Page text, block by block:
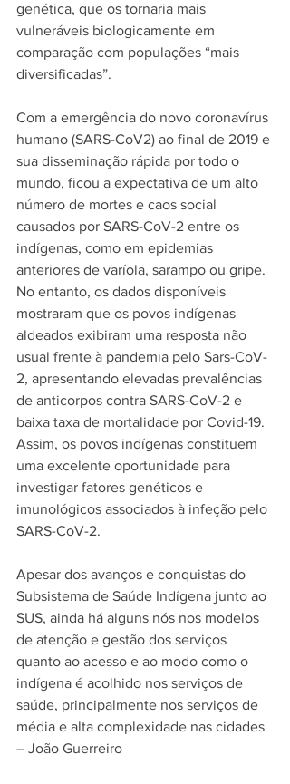
genética, que os tornaria mais
vulneráveis biologicamente em
comparação com populações “mais
diversificadas”.
Com a emergência do novo coronavírus
humano (SARS-CoV2) ao final de 2019 e
sua disseminação rápida por todo o
mundo, ficou a expectativa de um alto
número de mortes e caos social
causados por SARS-CoV-2 entre os
indígenas, como em epidemias
anteriores de varíola, sarampo ou gripe.
No entanto, os dados disponíveis
mostraram que os povos indígenas
aldeados exibiram uma resposta não
usual frente à pandemia pelo Sars-CoV-
2, apresentando elevadas prevalências
de anticorpos contra SARS-CoV-2 e
baixa taxa de mortalidade por Covid-19.
Assim, os povos indígenas constituem
uma excelente oportunidade para
investigar fatores genéticos e
imunológicos associados à infeção pelo
SARS-CoV-2.
Apesar dos avanços e conquistas do
Subsistema de Saúde Indígena junto ao
SUS, ainda há alguns nós nos modelos
de atenção e gestão dos serviços
quanto ao acesso e ao modo como o
indígena é acolhido nos serviços de
saúde, principalmente nos serviços de
média e alta complexidade nas cidades
– João Guerreiro